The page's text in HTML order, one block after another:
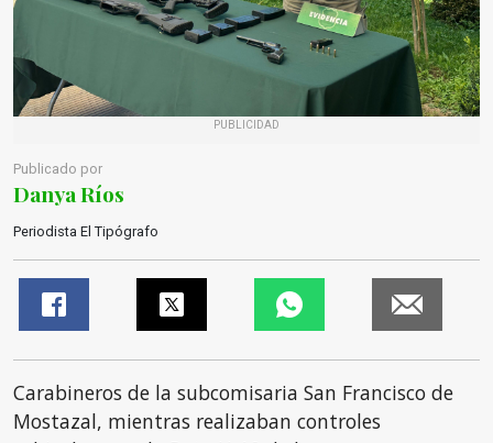
PUBLICIDAD
Publicado por
Danya Ríos
Periodista El Tipógrafo
Carabineros de la subcomisaria San Francisco de
Mostazal, mientras realizaban controles